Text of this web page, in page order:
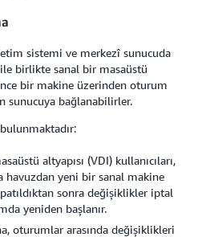
sistemi ve merkezî sunucuda
birlikte sanal bir masaüstü
bir makine üzerinden oturum
sunucuya bağlanabilirler.
altyapısı (VDI) kullanıcıları,
havuzdan yeni bir sanal makine
sonra değişiklikler iptal
yeniden başlanır.
oturumlar arasında değişiklikleri